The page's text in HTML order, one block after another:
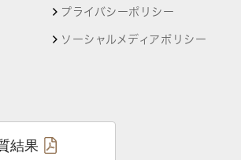
プライバシーポリシー
ソーシャルメディアポリシー
結果